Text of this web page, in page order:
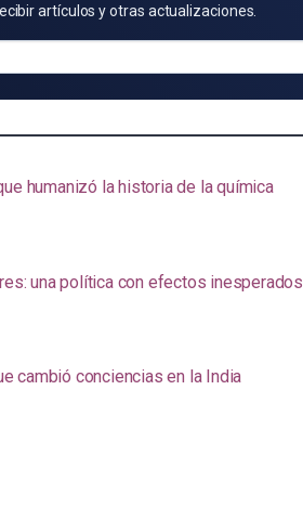
artículos y otras actualizaciones.
humanizó la historia de la química
una política con efectos inesperados
cambió conciencias en la India